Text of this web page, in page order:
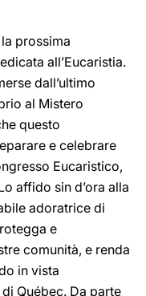
prossima
all’Eucaristia.
dall’ultimo
al Mistero
questo
e celebrare
Eucaristico,
affido sin d’ora alla
adoratrice di
e
comunità, e renda
in vista
Québec. Da parte